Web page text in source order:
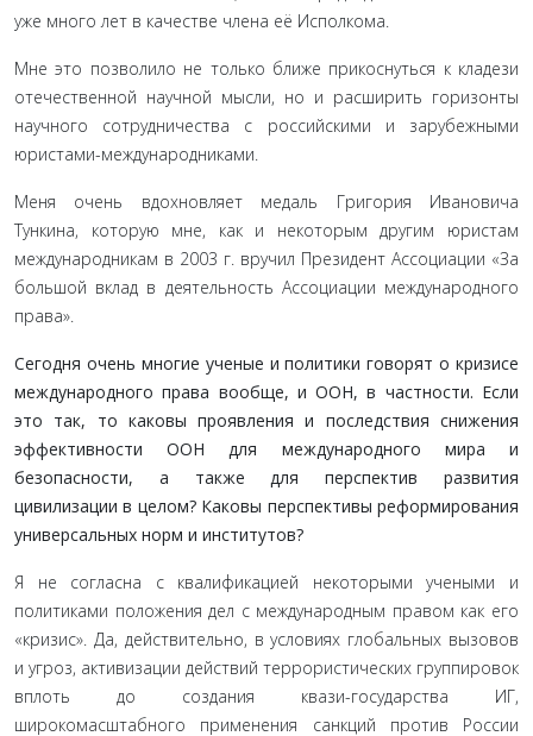
уже много лет в качестве члена её Исполкома.
Мне это позволило не только ближе прикоснуться к кладези
отечественной научной мысли, но и расширить горизонты
научного сотрудничества с российскими и зарубежными
юристами-международниками.
Меня очень вдохновляет медаль Григория Ивановича
Тункина, которую мне, как и некоторым другим юристам
международникам в 2003 г. вручил Президент Ассоциации «За
большой вклад в деятельность Ассоциации международного
права».
Сегодня очень многие ученые и политики говорят о кризисе
международного права вообще, и ООН, в частности. Если
это так, то каковы проявления и последствия снижения
эффективности ООН для международного мира и
безопасности, а также для перспектив развития
цивилизации в целом? Каковы перспективы реформирования
универсальных норм и институтов?
Я не согласна с квалификацией некоторыми учеными и
политиками положения дел с международным правом как его
«кризис». Да, действительно, в условиях глобальных вызовов
и угроз, активизации действий террористических группировок
вплоть до создания квази-государства ИГ,
широкомасштабного применения санкций против России